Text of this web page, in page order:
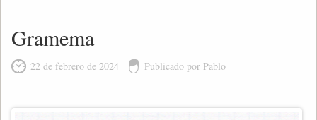
Gramema
22 de febrero de 2024 Publicado por Pablo